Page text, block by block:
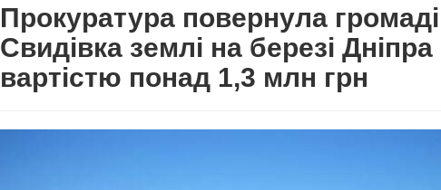
Прокуратура повернула громаді
Свидівка землі на березі Дніпра
вартістю понад 1,3 млн грн